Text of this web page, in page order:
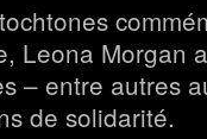
Leona Morgan
– entre autres
de solidarité.